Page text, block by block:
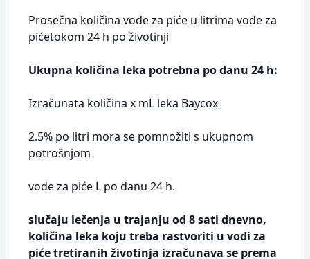
Prosečna količina vode za piće u litrima vode za
pićetokom 24 h po životinji
Ukupna količina leka potrebna po danu 24 h:
Izračunata količina x mL leka Baycox
2.5% po litri mora se pomnožiti s ukupnom
potrošnjom
vode za piće L po danu 24 h.
slučaju lečenja u trajanju od 8 sati dnevno,
količina leka koju treba rastvoriti u vodi za
piće tretiranih životinja izračunava se prema